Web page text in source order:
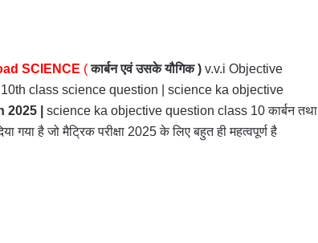
SCIENCE (कार्बन एवं उसके यौगिक ) v.v.i Objective
10th class science question | science ka objective
| science ka objective question class 10 कार्बन तथा
गया है जो मैट्रिक परीक्षा 2025 के लिए बहुत ही महत्वपूर्ण है